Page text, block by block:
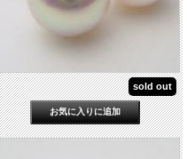
sold out